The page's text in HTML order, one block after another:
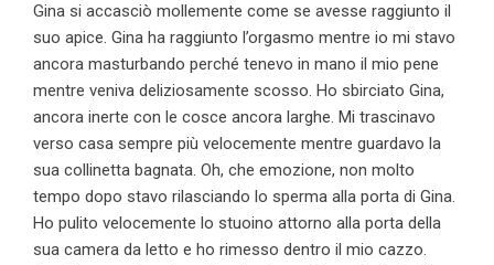
Gina si accasciò mollemente come se avesse raggiunto il
suo apice. Gina ha raggiunto l’orgasmo mentre io mi stavo
ancora masturbando perché tenevo in mano il mio pene
mentre veniva deliziosamente scosso. Ho sbirciato Gina,
ancora inerte con le cosce ancora larghe. Mi trascinavo
verso casa sempre più velocemente mentre guardavo la
sua collinetta bagnata. Oh, che emozione, non molto
tempo dopo stavo rilasciando lo sperma alla porta di Gina.
Ho pulito velocemente lo stuoino attorno alla porta della
sua camera da letto e ho rimesso dentro il mio cazzo.